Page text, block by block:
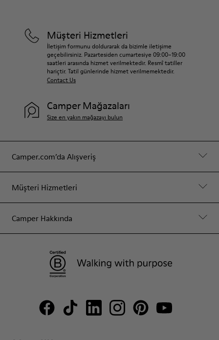
Camper.com’da Alışveriş
Müşteri Hizmetleri
Camper Hakkında
Müşteri Hizmetleri
İletişim formunu doldurarak da bizimle iletişime
geçebilirsiniz. Pazartesiden cumartesiye 09:00–19:00
saatleri arasında hizmet verilmektedir. Resmî tatiller
hariçtir. Tatil günlerinde hizmet verilmemektedir.
Contact Us
Camper Mağazaları
Size en yakın mağazayı bulun